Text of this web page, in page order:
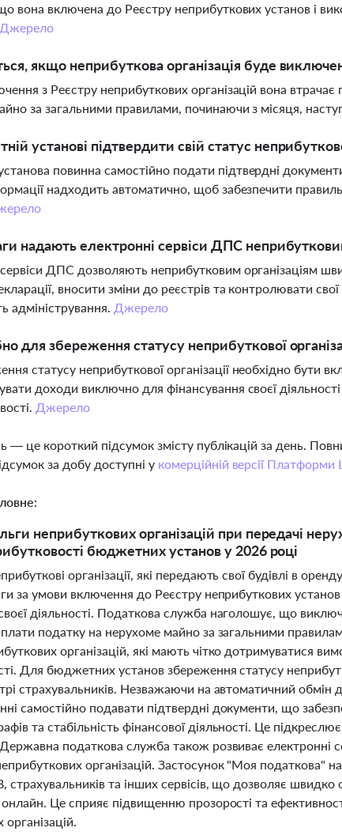
вона включена до Реєстру неприбуткових установ і
Джерело
якщо неприбуткова організація буде
з Реєстру неприбуткових організацій вона
за загальними правилами, починаючи з місяця,
установі підтвердити свій статус
повинна самостійно подати підтвердні
надходить автоматично, щоб забезпечити
надають електронні сервіси ДПС
сервіси ДПС дозволяють неприбутковим організаціям
вносити зміни до реєстрів та контролювати
адміністрування. Джерело
для збереження статусу неприбуткової
статусу неприбуткової організації необхідно бути
доходи виключно для фінансування своєї
Джерело
— це короткий підсумок змісту публікацій за день.
за добу доступні у комерційній версії Платформи
неприбуткових організацій при передачі
бюджетних установ у 2026 році
організації, які передають свої будівлі в
за умови включення до Реєстру неприбуткових
діяльності. Податкова служба наголошує, що
податку на нерухоме майно за загальними
організацій, які мають чітко дотримуватися
Для бюджетних установ збереження статусу
страхувальників. Незважаючи на автоматичний
самостійно подавати підтвердні документи, що
та стабільність фінансової діяльності. Це
податкова служба також розвиває електронні
організацій. Застосунок "Моя податкова"
страхувальників та інших сервісів, що дозволяє
Це сприяє підвищенню прозорості та